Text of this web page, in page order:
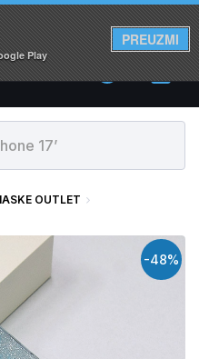
Play
PREUZMI
Slanje istog dana!
0
OUTLET
-48%